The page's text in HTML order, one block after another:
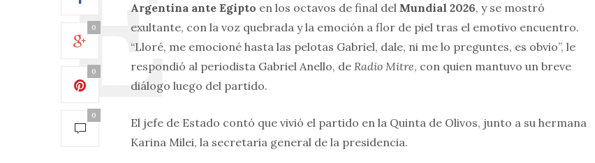
0
0
0
Argentina ante Egipto en los octavos de final del Mundial 2026, y se mostró
exultante, con la voz quebrada y la emoción a flor de piel tras el emotivo encuentro.
“Lloré, me emocioné hasta las pelotas Gabriel, dale, ni me lo preguntes, es obvio”, le
respondió al periodista Gabriel Anello, de Radio Mitre, con quien mantuvo un breve
diálogo luego del partido.
El jefe de Estado contó que vivió el partido en la Quinta de Olivos, junto a su hermana
Karina Milei, la secretaria general de la presidencia.